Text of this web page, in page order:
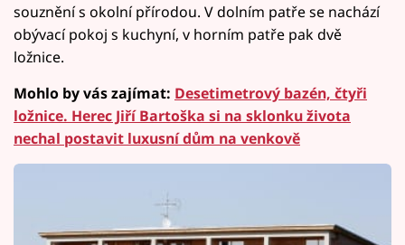
souznění s okolní přírodou. V dolním patře se nachází
obývací pokoj s kuchyní, v horním patře pak dvě
ložnice.
Mohlo by vás zajímat: Desetimetrový bazén, čtyři
ložnice. Herec Jiří Bartoška si na sklonku života
nechal postavit luxusní dům na venkově